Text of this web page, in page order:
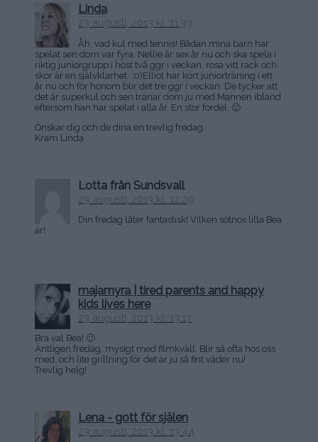
Linda
23 augusti, 2013 kl. 11:39
Åh, vad kul med tennis! Bådan mina barn har
spelat sen dom var fyra. Nellie är sex år nu och ska spela i
riktig juniorgrupp i höst två ggr i veckan, rosa vitt rack och
skor är en självklarhet. :0)Elliot har kört juniorträning i ett
år nu och för honom blir det tre ggr i veckan. De tycker att
det är superkul och sen tränar dom ju med Mannen ibland
eftersom han har spelat i alla år. En stor fördel. 🙂
Önskar dig och de dina en trevlig fredag.
Kram Linda
Lotta från Sundsvall
23 augusti, 2013 kl. 12:29
Din fredag låter fantastisk! Vilken sötnos lilla Bea
är!
majamyra | tired parents and happy
kids lives here
23 augusti, 2013 kl. 13:17
Bra val Bea! 🙂
Äntligen fredag, mysigt med filmkväll. Blir så ofta hos oss
med, och lite grillning för det är ju så fint väder nu!
Trevlig helg!
Lena - gott för själen
23 augusti, 2013 kl. 13:44